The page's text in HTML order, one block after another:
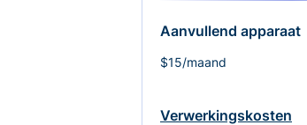
Aanvullend apparaat
$15/maand
Verwerkingskosten